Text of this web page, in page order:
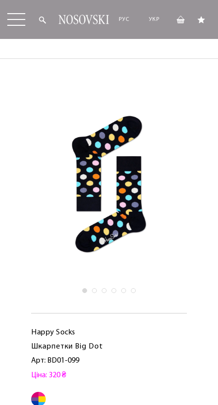
РУС УКР
Happy Socks
Шкарпетки Big Dot
Арт: BD01-099
Ціна: 320 ₴
NOSOVSKI.COM! ПРИЙМІТЬ ВІД НАС